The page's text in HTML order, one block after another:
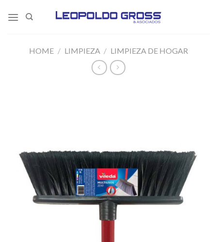
HOME / LIMPIEZA / LIMPIEZA DE HOGAR